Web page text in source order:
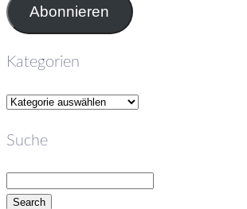
AdresseAbonnieren
Kategorien
Kategorien
Suche
Search